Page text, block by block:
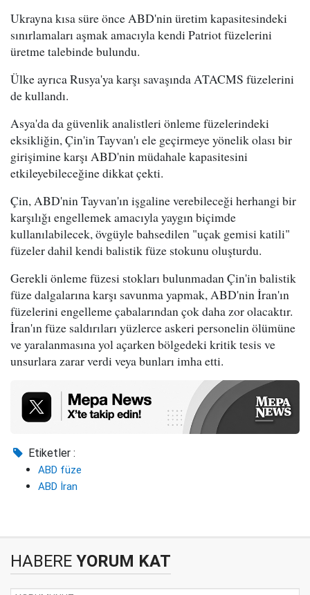
Ukrayna kısa süre önce ABD'nin üretim kapasitesindeki
sınırlamaları aşmak amacıyla kendi Patriot füzelerini
üretme talebinde bulundu.
Ülke ayrıca Rusya'ya karşı savaşında ATACMS füzelerini
de kullandı.
Asya'da da güvenlik analistleri önleme füzelerindeki
eksikliğin, Çin'in Tayvan'ı ele geçirmeye yönelik olası bir
girişimine karşı ABD'nin müdahale kapasitesini
etkileyebileceğine dikkat çekti.
Çin, ABD'nin Tayvan'ın işgaline verebileceği herhangi bir
karşılığı engellemek amacıyla yaygın biçimde
kullanılabilecek, övgüyle bahsedilen "uçak gemisi katili"
füzeler dahil kendi balistik füze stokunu oluşturdu.
Gerekli önleme füzesi stokları bulunmadan Çin'in balistik
füze dalgalarına karşı savunma yapmak, ABD'nin İran'ın
füzelerini engelleme çabalarından çok daha zor olacaktır.
İran'ın füze saldırıları yüzlerce askeri personelin ölümüne
ve yaralanmasına yol açarken bölgedeki kritik tesis ve
unsurlara zarar verdi veya bunları imha etti.
Etiketler :
ABD füze
ABD İran
HABERE YORUM KAT